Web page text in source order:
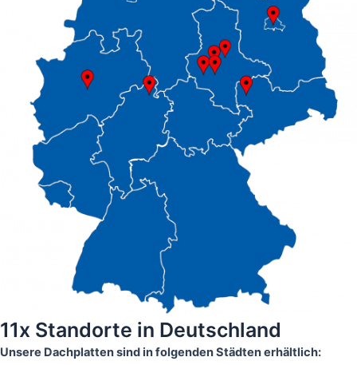
11x Standorte in Deutschland
Unsere Dachplatten sind in folgenden Städten erhältlich: